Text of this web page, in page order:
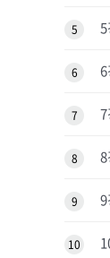
5
6
7
8
9
10